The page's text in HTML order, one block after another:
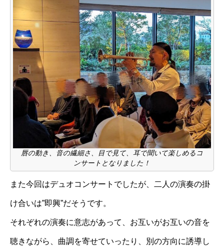
唇の動き、音の繊細さ、目で見て、耳で聞いて楽しめるコ
ンサートとなりました！
また今回はデュオコンサートでしたが、二人の演奏の掛
け合いは”即興”だそうです。
それぞれの演奏に意志があって、お互いがお互いの音を
聴きながら、曲調を寄せていったり、別の方向に誘導し